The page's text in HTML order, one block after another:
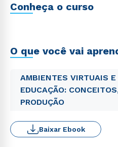
Conheça o curso
O que você vai
AMBIENTES VIRTUAIS
EDUCAÇÃO:
PRODUÇÃO
Baixar Ebook